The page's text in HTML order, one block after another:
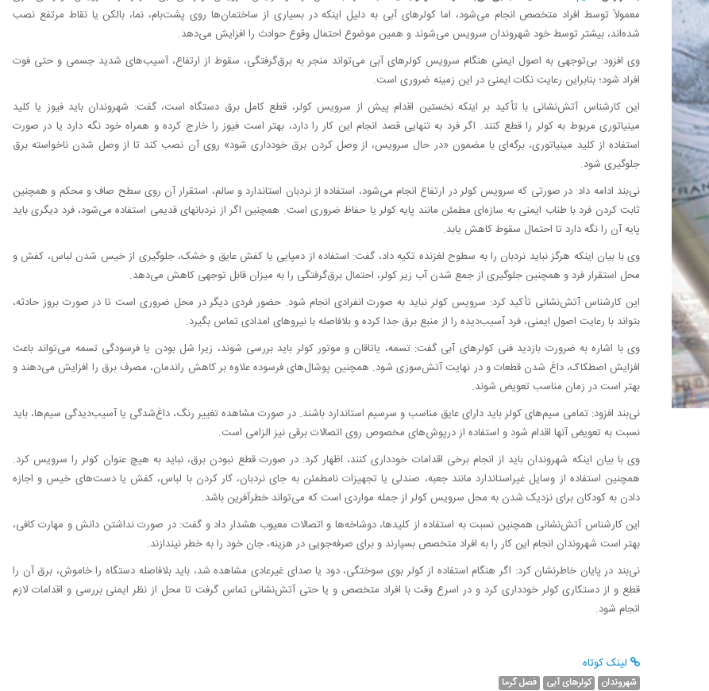
معمولاً توسط افراد متخصص انجام می‌شود، اما کولرهای آبی به دلیل اینکه در بسیاری از ساختمان‌ها روی پشت‌بام، نما، بالکن یا نقاط مرتفع نصب
شده‌اند، بیشتر توسط خود شهروندان سرویس می‌شوند و همین موضوع احتمال وقوع حوادث را افزایش می‌دهد.
وی افزود: بی‌توجهی به اصول ایمنی هنگام سرویس کولرهای آبی می‌تواند منجر به برق‌گرفتگی، سقوط از ارتفاع، آسیب‌های شدید جسمی و حتی فوت
افراد شود؛ بنابراین رعایت نکات ایمنی در این زمینه ضروری است.
این کارشناس آتش‌نشانی با تأکید بر اینکه نخستین اقدام پیش از سرویس کولر، قطع کامل برق دستگاه است، گفت: شهروندان باید فیوز یا کلید
مینیاتوری مربوط به کولر را قطع کنند. اگر فرد به تنهایی قصد انجام این کار را دارد، بهتر است فیوز را خارج کرده و همراه خود نگه دارد یا در صورت
استفاده از کلید مینیاتوری، برگه‌ای با مضمون «در حال سرویس، از وصل کردن برق خودداری شود» روی آن نصب کند تا از وصل شدن ناخواسته برق
جلوگیری شود.
نی‌بند ادامه داد: در صورتی که سرویس کولر در ارتفاع انجام می‌شود، استفاده از نردبان استاندارد و سالم، استقرار آن روی سطح صاف و محکم و همچنین
ثابت کردن فرد با طناب ایمنی به سازه‌ای مطمئن مانند پایه کولر یا حفاظ ضروری است. همچنین اگر از نردبانهای قدیمی استفاده می‌شود، فرد دیگری باید
پایه آن را نگه دارد تا احتمال سقوط کاهش یابد.
وی با بیان اینکه هرگز نباید نردبان را به سطوح لغزنده تکیه داد، گفت: استفاده از دمپایی یا کفش عایق و خشک، جلوگیری از خیس شدن لباس، کفش و
محل استقرار فرد و همچنین جلوگیری از جمع شدن آب زیر کولر، احتمال برق‌گرفتگی را به میزان قابل توجهی کاهش می‌دهد.
این کارشناس آتش‌نشانی تأکید کرد: سرویس کولر نباید به صورت انفرادی انجام شود. حضور فردی دیگر در محل ضروری است تا در صورت بروز حادثه،
بتواند با رعایت اصول ایمنی، فرد آسیب‌دیده را از منبع برق جدا کرده و بلافاصله با نیروهای امدادی تماس بگیرد.
وی با اشاره به ضرورت بازدید فنی کولرهای آبی گفت: تسمه، یاتاقان و موتور کولر باید بررسی شوند، زیرا شل بودن یا فرسودگی تسمه می‌تواند باعث
افزایش اصطکاک، داغ شدن قطعات و در نهایت آتش‌سوزی شود. همچنین پوشال‌های فرسوده علاوه بر کاهش راندمان، مصرف برق را افزایش می‌دهند و
بهتر است در زمان مناسب تعویض شوند.
نی‌بند افزود: تمامی سیم‌های کولر باید دارای عایق مناسب و سرسیم استاندارد باشند. در صورت مشاهده تغییر رنگ، داغ‌شدگی یا آسیب‌دیدگی سیم‌ها، باید
نسبت به تعویض آنها اقدام شود و استفاده از درپوش‌های مخصوص روی اتصالات برقی نیز الزامی است.
وی با بیان اینکه شهروندان باید از انجام برخی اقدامات خودداری کنند، اظهار کرد: در صورت قطع نبودن برق، نباید به هیچ عنوان کولر را سرویس کرد.
همچنین استفاده از وسایل غیراستاندارد مانند جعبه، صندلی یا تجهیزات نامطمئن به جای نردبان، کار کردن با لباس، کفش یا دست‌های خیس و اجازه
دادن به کودکان برای نزدیک شدن به محل سرویس کولر از جمله مواردی است که می‌تواند خطرآفرین باشد.
این کارشناس آتش‌نشانی همچنین نسبت به استفاده از کلیدها، دوشاخه‌ها و اتصالات معیوب هشدار داد و گفت: در صورت نداشتن دانش و مهارت کافی،
بهتر است شهروندان انجام این کار را به افراد متخصص بسپارند و برای صرفه‌جویی در هزینه، جان خود را به خطر نیندازند.
نی‌بند در پایان خاطرنشان کرد: اگر هنگام استفاده از کولر بوی سوختگی، دود یا صدای غیرعادی مشاهده شد، باید بلافاصله دستگاه را خاموش، برق آن را
قطع و از دستکاری کولر خودداری کرد و در اسرع وقت با افراد متخصص و یا حتی آتش‌نشانی تماس گرفت تا محل از نظر ایمنی بررسی و اقدامات لازم
انجام شود.
لینک کوتاه
شهروندان کولرهای آبی فصل گرما